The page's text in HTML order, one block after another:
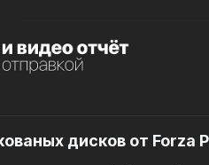
дисков от Forza